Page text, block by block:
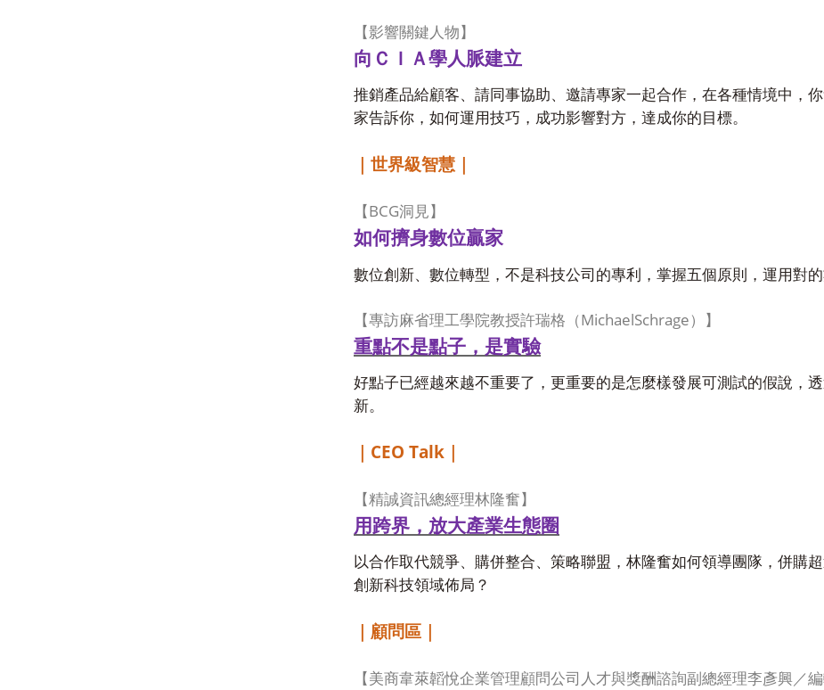
【影響關鍵人物】
向ＣＩＡ學人脈建立
推銷產品給顧客、請同事協助、邀請專家一起合作，在各種情境中，
家告訴你，如何運用技巧，成功影響對方，達成你的目標。
｜世界級智慧｜
【 BCG洞見】
如何擠身數位贏家
數位創新、數位轉型，不是科技公司的專利，掌握五個原則，運用對
【專訪麻省理工學院教授許瑞格（ MichaelSchrage ）】
重點不是點子，是實驗
好點子已經越來越不重要了，更重要的是怎麼樣發展可測試的假說，
新。
CEO Talk
【精誠資訊總經理林隆奮】
用跨界，放大產業生態圈
以合作取代競爭、購併整合、策略聯盟，林隆奮如何領導團隊，併購
創新科技領域佈局？
｜顧問區｜
【美商韋萊韜悅企業管理顧問公司人才與獎酬諮詢副總經理李彥興／編